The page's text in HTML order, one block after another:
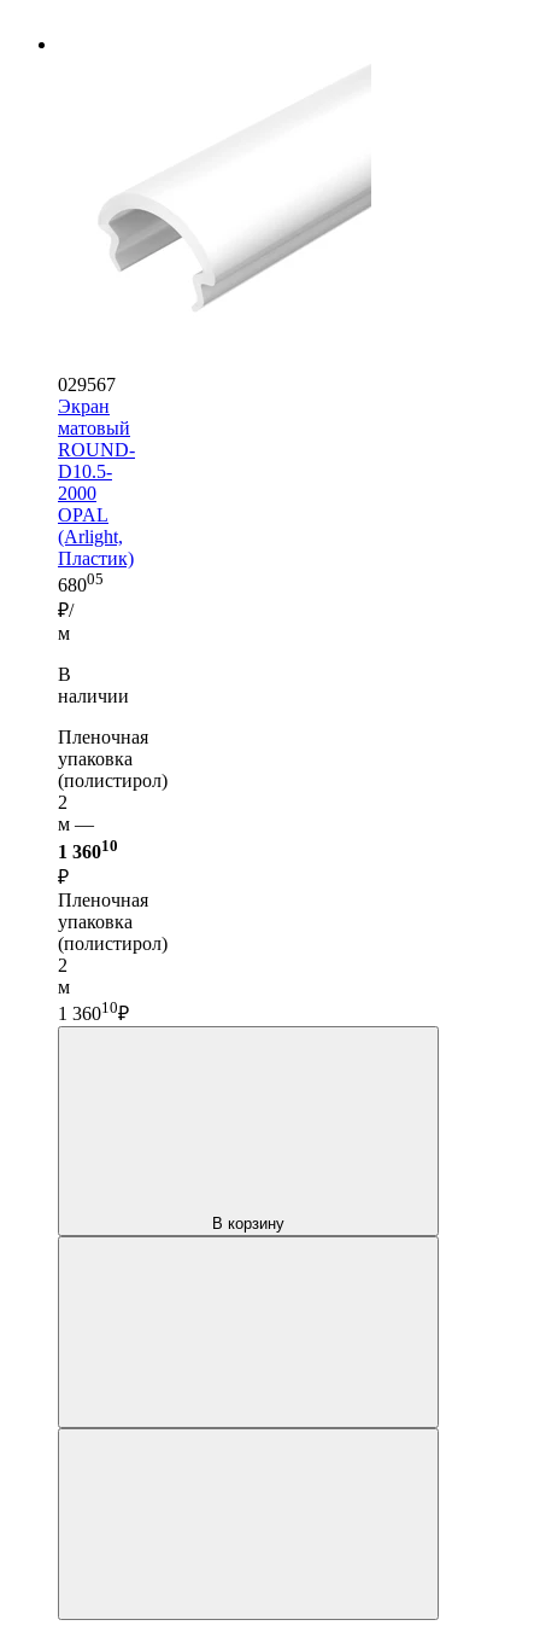
029567
Экран
матовый
ROUND-
D10.5-
2000
OPAL
(Arlight,
Пластик)
68005
₽/
м
В
наличии
Пленочная
упаковка
(полистирол)
2
м —
1 36010
₽
Пленочная
упаковка
(полистирол)
2
м
1 36010₽
В корзину